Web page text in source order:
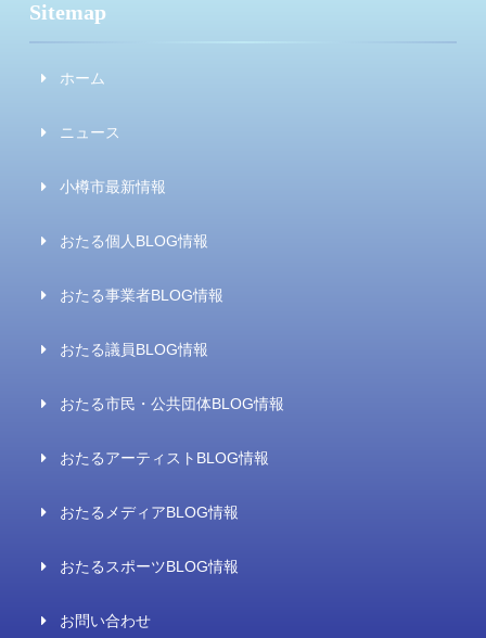
Sitemap
ホーム
ニュース
小樽市最新情報
おたる個人BLOG情報
おたる事業者BLOG情報
おたる議員BLOG情報
おたる市民・公共団体BLOG情報
おたるアーティストBLOG情報
おたるメディアBLOG情報
おたるスポーツBLOG情報
お問い合わせ